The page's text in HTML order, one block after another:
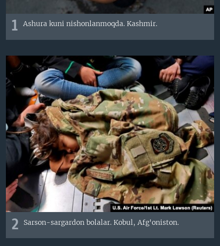
1 Ashura kuni nishonlanmoqda. Kashmir.
2 Sarson-sargardon bolalar. Kobul, Afg'oniston.